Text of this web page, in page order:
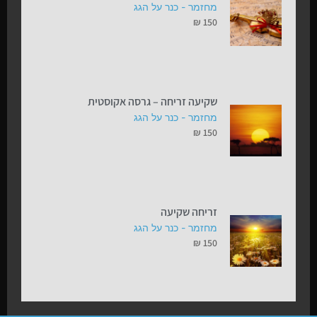
מחזמר - כנר על הגג
₪ 150
שקיעה זריחה – גרסה אקוסטית
מחזמר - כנר על הגג
₪ 150
זריחה שקיעה
מחזמר - כנר על הגג
₪ 150